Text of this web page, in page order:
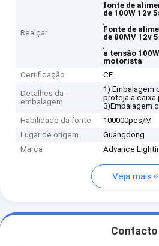
Realçar
fonte de
de 100W 12v
,
Fonte de
de 80MV 12v
,
a tensão
motorista
Certificação
CE
Detalhes da
embalagem
1) Embalagem
proteja a caixa
3)Embalagem
Habilidade da fonte
100000pcs/M
Lugar de origem
Guangdong
Marca
Advance
Veja mais
Contacto